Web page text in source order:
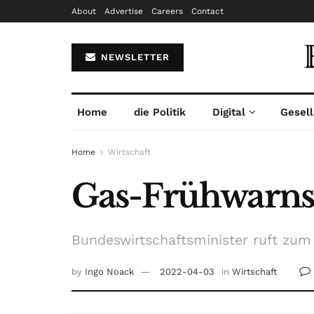
About Advertise Careers Contact
NEWSLETTER
Home die Politik Digital
Home Wirtschaft
Gas-
Bundeswirtschaftsminister ruft
by Ingo Noack 2022-04-03 in Wirtschaft